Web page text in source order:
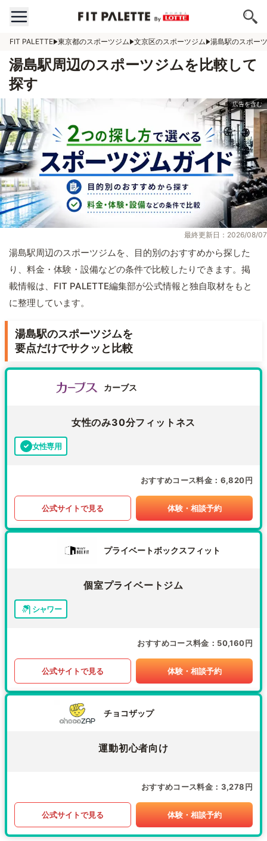
FIT PALETTE 東京都のスポーツジム 文京区のスポーツジム 湯島駅のスポー
湯島駅周辺のスポーツジムを比較して
探す
最終更新日：2026/08/07
湯島駅周辺のスポーツジムを、目的別のおすすめから探した
り、料金・体験・設備などの条件で比較したりできます。掲
載情報は、FIT PALETTE編集部が公式情報と独自取材をもと
に整理しています。
湯島駅のスポーツジムを
要点だけでサクッと比較
カーブス
女性のみ30分フィットネス
女性専用
おすすめコース料金 6,820円
公式サイトで見る 体験・相談予約
プライベートボックスフィット
個室プライベートジム
シャワー
おすすめコース料金 50,160円
公式サイトで見る 体験・相談予約
チョコザップ
運動初心者向け
おすすめコース料金 3,278円
公式サイトで見る 体験・相談予約